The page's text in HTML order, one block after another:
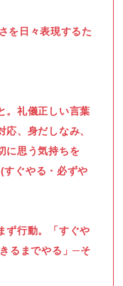
を日々表現するた
。礼儀正しい言葉
、身だしなみ、
に思う気持ちを
すぐやる・必ずや
ず行動。「すぐや
るまでやる」─そ